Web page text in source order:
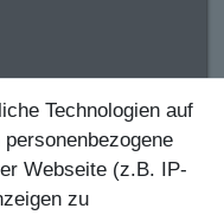
Technologien auf
Webseite (z.B. IP-
zu